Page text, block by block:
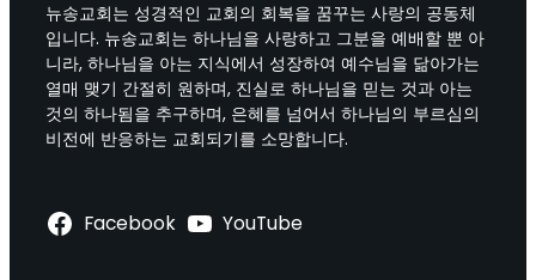
뉴송교회는 성경적인 교회의 회복을 꿈꾸는 사랑의 공동체
입니다. 뉴송교회는 하나님을 사랑하고 그분을 예배할 뿐 아
니라, 하나님을 아는 지식에서 성장하여 예수님을 닮아가는
열매 맺기 간절히 원하며, 진실로 하나님을 믿는 것과 아는
것의 하나됨을 추구하며, 은혜를 넘어서 하나님의 부르심의
비전에 반응하는 교회되기를 소망합니다.
Facebook YouTube